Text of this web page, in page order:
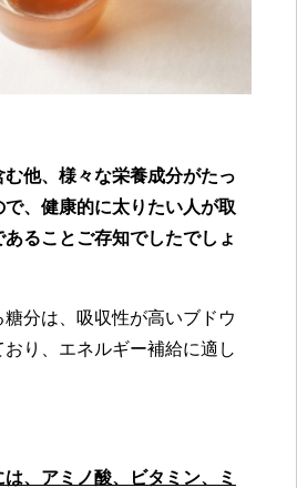
他、様々な栄養成分がたっ
、健康的に太りたい人が取
ることご存知でしたでしょ
分は、吸収性が高いブドウ
り、エネルギー補給に適し
は、アミノ酸、ビタミン、ミ